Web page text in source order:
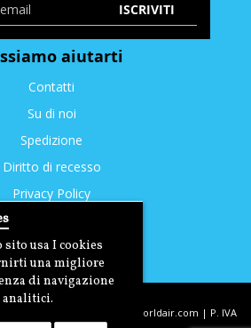
sito usa I cookies
una migliore
di navigazione
analitici.
ISCRIVITI
aiutarti
Contatti
Su di noi
Spedizione
Diritto di recesso
Privacy Policy
| email: info@spaceworldair.com | P. IVA